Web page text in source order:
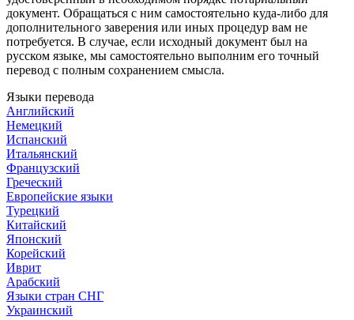
документ. Обращаться с ним самостоятельно куда-либо для
дополнительного заверения или иных процедур вам не
потребуется. В случае, если исходный документ был на
русском языке, мы самостоятельно выполним его точный
перевод с полным сохранением смысла.
Языки перевода
Английский
Немецкий
Испанский
Итальянский
Французский
Греческий
Европейские языки
Турецкий
Китайский
Японский
Корейский
Иврит
Арабский
Языки стран СНГ
Украинский